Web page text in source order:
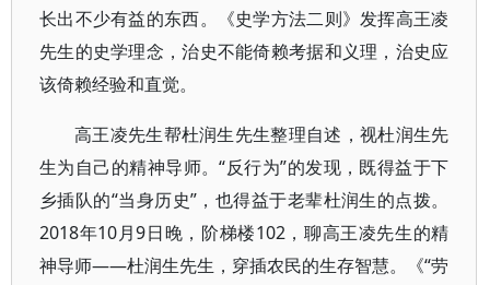
长出不少有益的东西。《史学方法二则》发挥高王凌
先生的史学理念，治史不能倚赖考据和义理，治史应
该倚赖经验和直觉。
高王凌先生帮杜润生先生整理自述，视杜润生先
生为自己的精神导师。“反行为”的发现，既得益于下
乡插队的“当身历史”，也得益于老辈杜润生的点拨。
2018年10月9日晚，阶梯楼102，聊高王凌先生的精
神导师——杜润生先生，穿插农民的生存智慧。《“劳